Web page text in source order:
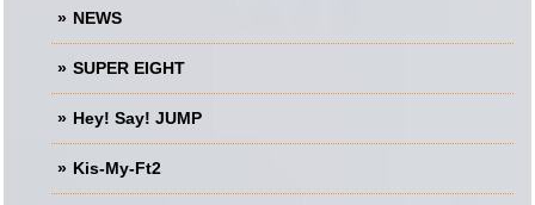
NEWS
SUPER EIGHT
Hey! Say! JUMP
Kis-My-Ft2